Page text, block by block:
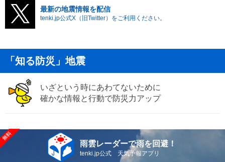
最新の地震情報を配信
tenki.jp公式X（旧Twitter）をご利用ください。
「知る防災」地震
いざという時にあわてないために
確かな情報と行動で防災力アップ
雨雲レーダーで雨を回避！
tenki.jp公式 天気予報アプリ